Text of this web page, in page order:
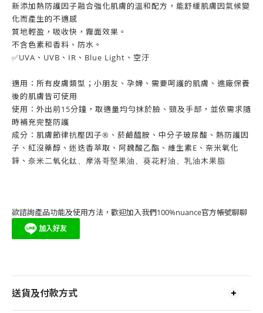
新添加熱防護因子融合強化肌膚的溫和配方，能舒緩肌膚因氣候變
化而產生的不適感
質地輕盈，吸收快，霧面效果。
不含色素和香料、防水。
✅UVA、UVB、IR、Blue Light、空汙
適用：所有皮膚類型；小朋友、孕婦、需要呵護的肌膚、進廠保養
後的肌膚皆可使用
使用：外出前15分鐘，取適量均勻抹於臉、頸及手部，並依需求隨
時補充完整防護
成分：肌膚節律抗壓因子®、菸鹼醯胺、中分子玻尿酸、熱防護因
子、紅沒藥醇、迷迭香萃取、阿魏酸乙酯、維生素E、奈米氧化
鋅、 奈米二氧化鈦、摩洛哥堅果油、葵花籽油、乳油木果脂
欲諮詢產品功能及使用方法，歡迎加入我們100%nuance官方帳號聊聊
送貨及付款方式